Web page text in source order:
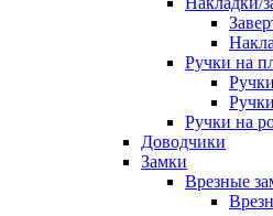
Ручки на
Ручки на
Доводчики
Замки
Врезные